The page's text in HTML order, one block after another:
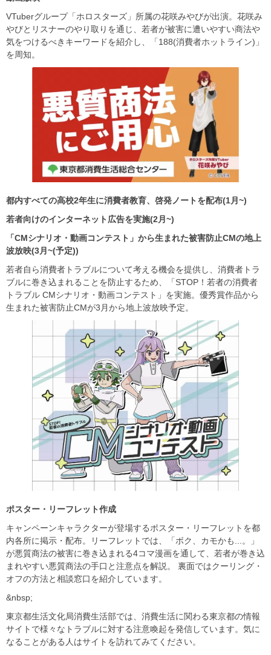
VTuberグループ「ホロスターズ」所属の花咲みやびが出演。花咲み
やびとリスナーのやり取りを通じ、若者が被害に遭いやすい商法や
気をつけるべきキーワードを紹介し、「188(消費者ホットライン)」
を周知。
都内すべての高校2年生に消費者教育、啓発ノートを配布(1月~)
若者向けのインターネット広告を実施(2月~)
「CMシナリオ・動画コンテスト」から生まれた被害防止CMの地上
波放映(3月~(予定))
若者自ら消費者トラブルについて考える機会を提供し、消費者トラ
ブルに巻き込まれることを防止するため、「STOP！若者の消費者
トラブル CMシナリオ・動画コンテスト」を実施。優秀賞作品から
生まれた被害防止CMが3月から地上波放映予定。
ポスター・リーフレット作成
キャンペーンキャラクターが登場するポスター・リーフレットを都
内各所に掲示・配布。リーフレットでは、「ボク、カモかも...。」
が悪質商法の被害に巻き込まれる4コマ漫画を通して、若者が巻き込
まれやすい悪質商法の手口と注意点を解説。 裏面ではクーリング・
オフの方法と相談窓口を紹介しています。
&nbsp;
東京都生活文化局消費生活部では、消費生活に関わる東京都の情報
サイトで様々なトラブルに対する注意喚起を発信しています。気に
なることがある人はサイトを訪れてみてください。